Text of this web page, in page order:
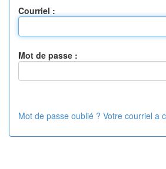
Courriel :
Mot de passe :
Mot de passe oublié ? Votre courriel a